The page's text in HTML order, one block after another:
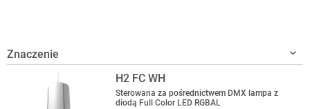
H2 FC WH
Sterowana za pośrednictwem DMX lampa z
diodą Full Color LED RGBAL